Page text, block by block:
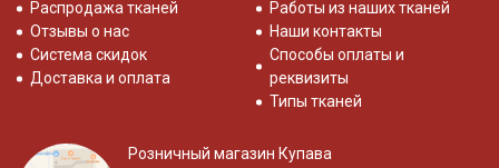
Распродажа тканей
Отзывы о нас
Система скидок
Доставка и оплата
Работы из наших тканей
Наши контакты
Способы оплаты и
реквизиты
Типы тканей
Розничный магазин Купава